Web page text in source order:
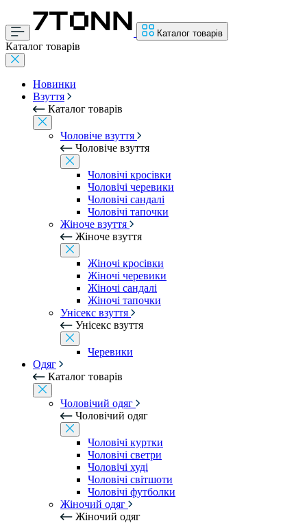
Каталог товарів
Каталог товарів
Новинки
Взуття
Каталог товарів
Чоловіче взуття
Чоловіче взуття
Чоловічі кросівки
Чоловічі черевики
Чоловічі сандалі
Чоловічі тапочки
Жіноче взуття
Жіноче взуття
Жіночі кросівки
Жіночі черевики
Жіночі сандалі
Жіночі тапочки
Унісекс взуття
Унісекс взуття
Черевики
Одяг
Каталог товарів
Чоловічий одяг
Чоловічий одяг
Чоловічі куртки
Чоловічі светри
Чоловічі худі
Чоловічі світшоти
Чоловічі футболки
Жіночий одяг
Жіночий одяг